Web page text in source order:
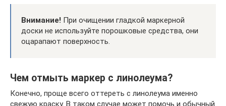
Внимание! При очищении гладкой маркерной
доски не используйте порошковые средства, они
оцарапают поверхность.
Чем отмыть маркер с линолеума?
Конечно, проще всего оттереть с линолеума именно
свежую краску. В таком случае может помочь и обычный